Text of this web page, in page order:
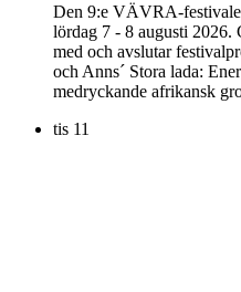
Den 9:e VÄVRA-
lördag 7 - 8 augusti 2026.
med och avslutar
och Anns´ Stora lada:
medryckande afrikansk
tis 11